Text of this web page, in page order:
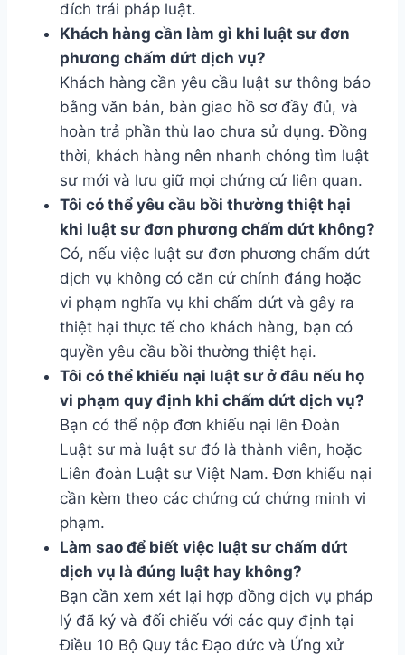
đích trái pháp luật.
Khách hàng cần làm gì khi luật sư đơn
phương chấm dứt dịch vụ?
Khách hàng cần yêu cầu luật sư thông báo
bằng văn bản, bàn giao hồ sơ đầy đủ, và
hoàn trả phần thù lao chưa sử dụng. Đồng
thời, khách hàng nên nhanh chóng tìm luật
sư mới và lưu giữ mọi chứng cứ liên quan.
Tôi có thể yêu cầu bồi thường thiệt hại
khi luật sư đơn phương chấm dứt không?
Có, nếu việc luật sư đơn phương chấm dứt
dịch vụ không có căn cứ chính đáng hoặc
vi phạm nghĩa vụ khi chấm dứt và gây ra
thiệt hại thực tế cho khách hàng, bạn có
quyền yêu cầu bồi thường thiệt hại.
Tôi có thể khiếu nại luật sư ở đâu nếu họ
vi phạm quy định khi chấm dứt dịch vụ?
Bạn có thể nộp đơn khiếu nại lên Đoàn
Luật sư mà luật sư đó là thành viên, hoặc
Liên đoàn Luật sư Việt Nam. Đơn khiếu nại
cần kèm theo các chứng cứ chứng minh vi
phạm.
Làm sao để biết việc luật sư chấm dứt
dịch vụ là đúng luật hay không?
Bạn cần xem xét lại hợp đồng dịch vụ pháp
lý đã ký và đối chiếu với các quy định tại
Điều 10 Bộ Quy tắc Đạo đức và Ứng xử